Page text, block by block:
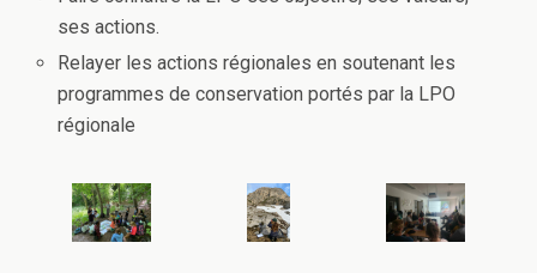
ses actions.
Relayer les actions régionales en soutenant les
programmes de conservation portés par la LPO
régionale